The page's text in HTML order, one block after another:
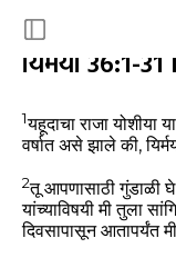
यिर्मया 36:1-
1यहूदाचा राजा योशीया
वर्षात असे झाले की,
2तू आपणासाठी गुंडाळी
यांच्याविषयी मी तुला
दिवसापासून आतापर्यंत